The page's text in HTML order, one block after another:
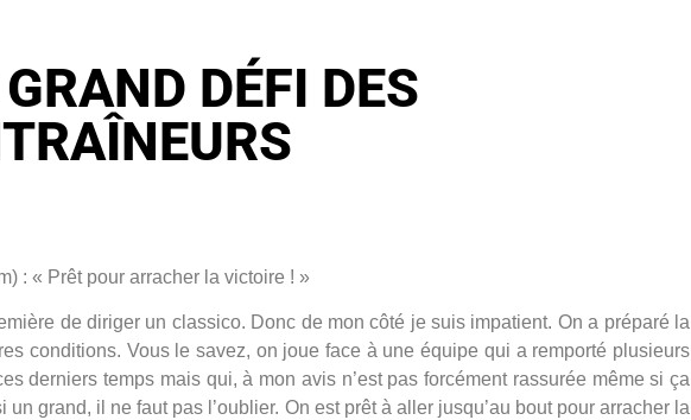
DÉFI DES
: « Prêt pour arracher la victoire ! »
de diriger un classico. Donc de mon côté je suis impatient. On a préparé la
conditions. Vous le savez, on joue face à une équipe qui a remporté plusieurs
derniers temps mais qui, à mon avis n’est pas forcément rassurée même si ça
grand, il ne faut pas l’oublier. On est prêt à aller jusqu’au bout pour arracher la